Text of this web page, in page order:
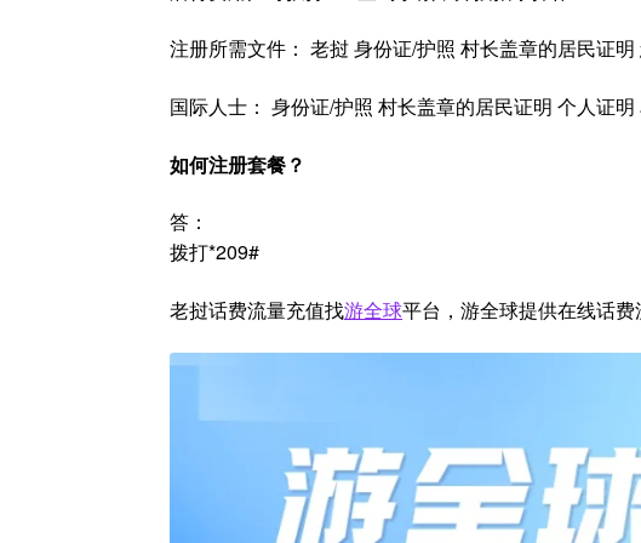
注册所需文件： 老挝 身份证/护照 村长盖章的居民证
国际人士： 身份证/护照 村长盖章的居民证明 个人证明
如何注册套餐？
答：
拨打*209#
老挝话费流量充值找游全球平台，游全球提供在线话费